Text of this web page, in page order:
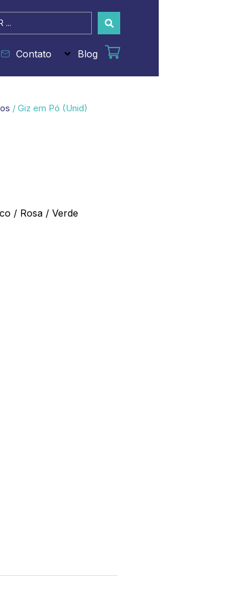
Contato Blog
/ Giz em Pó (Unid)
/ Rosa / Verde